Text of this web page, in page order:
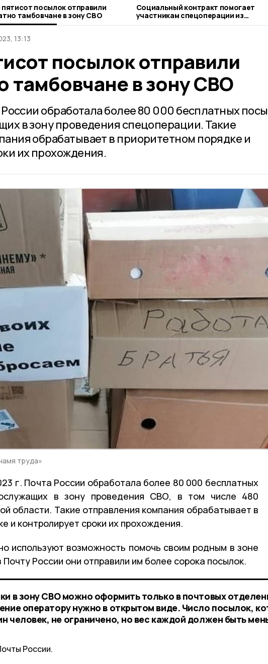
посылок отправили
тамбовчане в зону СВО
Социальный контракт помогает
участникам спецоперации из
Тамбовской области реализовать
13:13
посылок отправили
тамбовчане в зону СВО
России обработала более 80 000 бесплатных
в зону проведения спецоперации. Такие
обрабатывает в приоритетном порядке и
их прохождения.
труда»
г. Почта России обработала более 80 000 бесплатных
в зону проведения СВО, в том числе 480
области. Такие отправления компания обрабатывает в
и ко­нтролирует сроки их прохождения.
используют возможность помочь своим родным в зоне
России они отправили им более сорока посылок.
в зону СВО можно оформить только в почтовых
оператору нужно в открытом виде. Число посылок,
человек, не ограничено, но вес каждой должен быть
России.